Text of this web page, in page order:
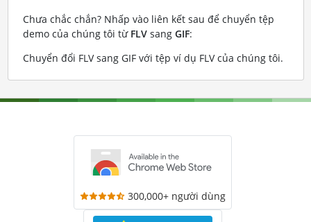
Chưa chắc chắn? Nhấp vào liên kết sau để chuyển tệp
demo của chúng tôi từ FLVsang GIF:
Chuyển đổi FLV sang GIF với tệp ví dụ FLV của chúng tôi.
300,000+ người dùng